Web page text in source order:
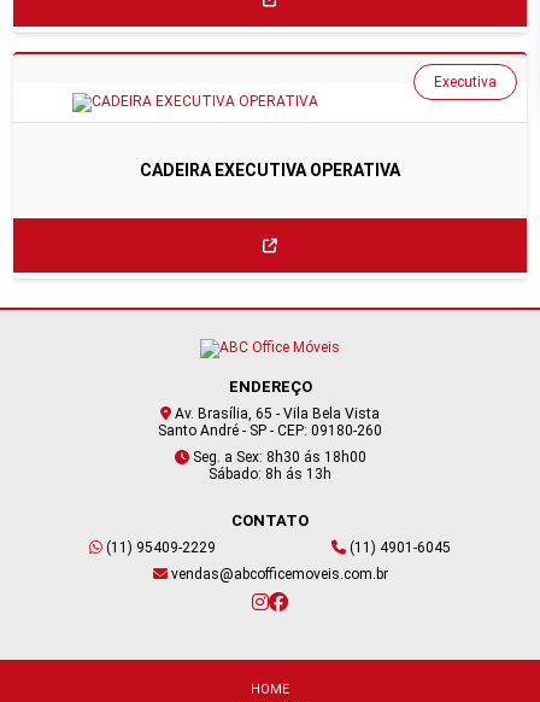
CADEIRA EXECUTIVA OPERATIVA
Executiva
ENDEREÇO
Av. Brasília, 65 - Vila Bela Vista
Santo André - SP - CEP: 09180-260
Seg. a Sex: 8h30 ás 18h00
Sábado: 8h ás 13h
CONTATO
(11) 95409-2229
(11) 4901-6045
vendas@abcofficemoveis.com.br
HOME